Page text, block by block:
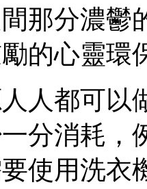
那分濃鬱
的心靈環
都可以
分消耗，
使用洗衣